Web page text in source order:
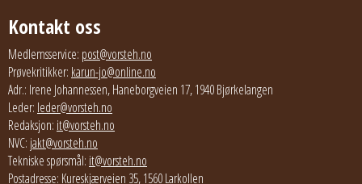
Kontakt oss
Medlemsservice: post@vorsteh.no
Prøvekritikker: karun-jo@online.no
Adr.: Irene Johannessen, Haneborgveien 17, 1940 Bjørkelangen
Leder: leder@vorsteh.no
Redaksjon: it@vorsteh.no
NVC: jakt@vorsteh.no
Tekniske spørsmål: it@vorsteh.no
Postadresse: Kureskjærveien 35, 1560 Larkollen